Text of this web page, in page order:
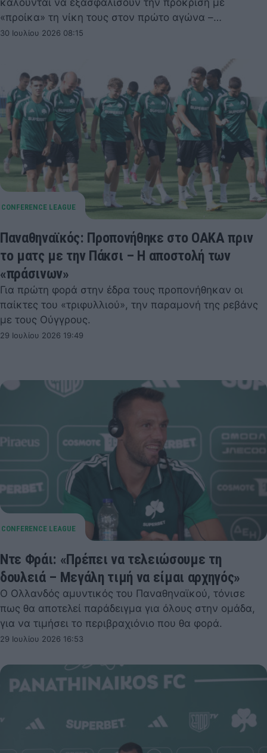
καλούνται να εξασφαλίσουν την πρόκριση με
«προίκα» τη νίκη τους στον πρώτο αγώνα –…
30 Ιουλίου 2026 08:15
Παναθηναϊκός: Προπονήθηκε στο ΟΑΚΑ πριν
το ματς με την Πάκσι – Η αποστολή των
«πράσινων»
Για πρώτη φορά στην έδρα τους προπονήθηκαν οι
παίκτες του «τριφυλλιού», την παραμονή της ρεβάνς
με τους Ούγγρους.
29 Ιουλίου 2026 19:49
Ντε Φράι: «Πρέπει να τελειώσουμε τη
δουλειά – Μεγάλη τιμή να είμαι αρχηγός»
Ο Ολλανδός αμυντικός του Παναθηναϊκού, τόνισε
πως θα αποτελεί παράδειγμα για όλους στην ομάδα,
για να τιμήσει το περιβραχιόνιο που θα φορά.
29 Ιουλίου 2026 16:53